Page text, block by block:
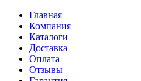
Главная
Компания
Каталоги
Доставка
Оплата
Отзывы